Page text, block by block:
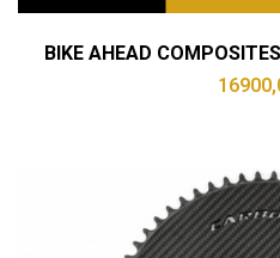
BIKE AHEAD